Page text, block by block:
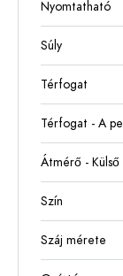
Nyomtatható
Súly
Térfogat
Térfogat - A
Átmérő - Külső
Szín
Száj mérete